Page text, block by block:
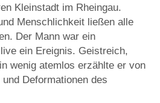
Kleinstadt im Rheingau.
Menschlichkeit ließen alle
Der Mann war ein
ein Ereignis. Geistreich,
wenig atemlos erzählte er von
Deformationen des